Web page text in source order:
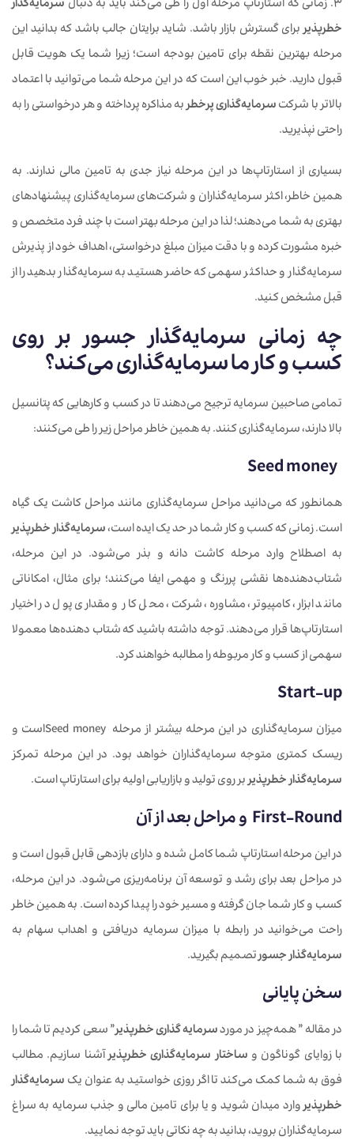
3. زمانی که استارتاپ مرحله اول را طی می‌کند باید به دنبال
سرمایه‌گذار
خطرپذیربرای گسترش بازار باشد. شاید برایتان جالب باشد که بدانید این
مرحله بهترین نقطه برای تامین بودجه است؛ زیرا شما یک هویت قابل
قبول دارید. خبر خوب این است که در این مرحله شما می‌توانید با اعتماد
بالاتر با شرکتسرمایه‌گذاری پرخطربه مذاکره پرداخته و هر درخواستی را به
راحتی نپذیرید.
بسیاری از استارتاپ‌ها در این مرحله نیاز جدی به تامین مالی ندارند. به
همین خاطر، اکثر سرمایه‌گذاران و شرکت‌های سرمایه‌گذاری پیشنهادهای
بهتری به شما می‌دهند؛ لذا در این مرحله بهتر است با چند فرد متخصص و
خبره مشورت کرده و با دقت میزان مبلغ درخواستی، اهداف خود از پذیرش
سرمایه‌گذار و حداکثر سهمی که حاضر هستید به سرمایه‌گذار بدهید را از
قبل مشخص کنید.
چه زمانی سرمایه‌گذار جسوربر روی
کسب و کار ما سرمایه‌گذاری می‌کند؟
تمامی صاحبین سرمایه ترجیح می‌دهند تا در کسب و کارهایی که پتانسیل
بالا دارند، سرمایه‌گذاری کنند. به همین خاطر مراحل زیر را طی می‌کنند:
همانطور که می‌دانید مراحل سرمایه‌گذاری مانند مراحل کاشت یک گیاه
است. زمانی که کسب و کار شما در حد یک ایده است،سرمایه‌گذار خطرپذیر
به اصطلاح وارد مرحله کاشت دانه و بذر می‌شود. در این مرحله،
شتاب‌دهنده‌ها نقشی پررنگ و مهمی ایفا می‌کنند؛ برای مثال، امکاناتی
مانند ابزار، کامپیوتر، مشاوره، شرکت، محل کار و مقداری پول در اختیار
استارتاپ‌ها قرار می‌دهند. توجه داشته باشید که شتاب دهنده‌ها معمولا
سهمی از کسب و کار مربوطه را مطالبه خواهند کرد.
Start-up
میزان سرمایه‌گذاری در این مرحله بیشتر از مرحله Seed moneyاست و
ریسک کمتری متوجه سرمایه‌گذاران خواهد بود. در این مرحله تمرکز
سرمایه‌گذار خطرپذیربر روی تولید و بازاریابی اولیه برای استارتاپ است.
First-Round و مراحل بعد از آن
در این مرحله استارتاپ شما کامل شده و دارای بازدهی قابل قبول است و
در مراحل بعد برای رشد و توسعه آن برنامه‌ریزی می‌شود. در این مرحله،
کسب و کار شما جان گرفته و مسیر خود را پیدا کرده است. به همین خاطر
راحت می‌خوانید در رابطه با میزان سرمایه دریافتی و اهداب سهام به
سرمایه‌گذار جسورتصمیم بگیرید.
سخن پایانی
در مقاله ” همه‌چیز در موردسرمایه گذاری خطرپذیر” سعی کردیم تا شما را
با زوایای گوناگون و ساختار سرمایه‌گذاری خطرپذیرآشنا سازیم. مطالب
فوق به شما کمک می‌کند تا اگر روزی خواستید به عنوان یک سرمایه‌‌گذار
خطرپذیروارد میدان شوید و یا برای تامین مالی و جذب سرمایه به سراغ
سرمایه‌گذاران بروید، بدانید به چه نکاتی باید توجه نمایید.